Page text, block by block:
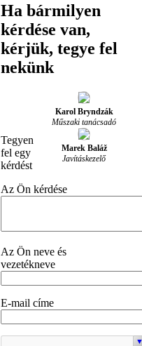
Ha bármilyen
kérdése van,
kérjük, tegye fel
nekünk
Karol Bryndzák
Műszaki tanácsadó
Marek Baláž
Javításkezelő
Tegyen
fel egy
kérdést
Az Ön kérdése
Az Ön neve és
vezetékneve
E-mail címe